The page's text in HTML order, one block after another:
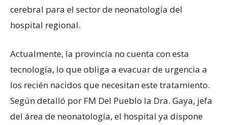
cerebral para el sector de neonatología del
hospital regional.
Actualmente, la provincia no cuenta con esta
tecnología, lo que obliga a evacuar de urgencia a
los recién nacidos que necesitan este tratamiento.
Según detalló por FM Del Pueblo la Dra. Gaya, jefa
del área de neonatología, el hospital ya dispone